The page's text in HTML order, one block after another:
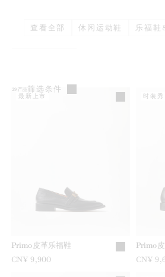
查看全部 休闲运动鞋 乐福鞋
29 产品 筛选条件
Primo皮革乐福鞋
CN¥ 9,900
最新上市
Primo
CN¥
时装秀